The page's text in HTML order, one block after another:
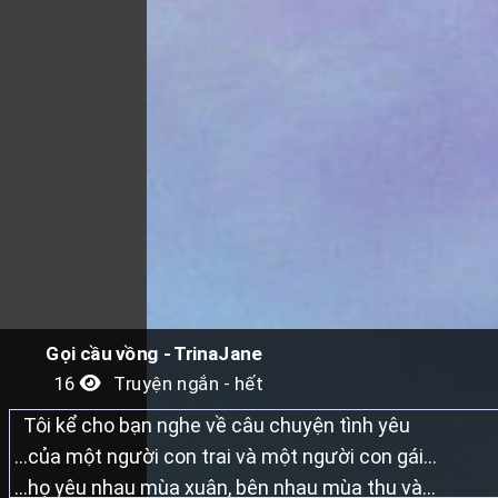
Gọi cầu vồng - TrinaJane
16
Truyện ngắn - hết
Tôi kể cho bạn nghe về câu chuyện tình yêu
...của một người con trai và một người con gái...
...họ yêu nhau mùa xuân, bên nhau mùa thu và...